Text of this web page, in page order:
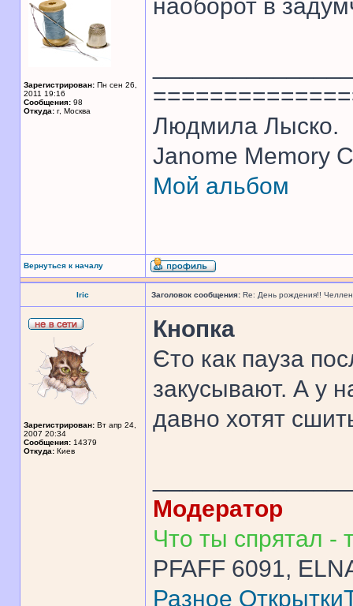
Зарегистрирован: Пн сен 26,
2011 19:16
Сообщения: 98
Откуда: г, Москва
наоборот в
Людмила Лыско.
Janome Memory
Мой альбом
Вернуться к началу
Iric Заголовок сообщения: Re: День рождения!!
Зарегистрирован: Вт апр 24,
2007 20:34
Сообщения: 14379
Откуда: Киев
Кнопка
Єто как пауза
закусывают. А у
давно хотят
Модератор
Что ты спрятал -
PFAFF 6091,
Разное Открытки